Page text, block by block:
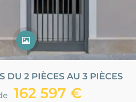
DU 2 PIÈCES AU 3 PIÈCES
162 597 €